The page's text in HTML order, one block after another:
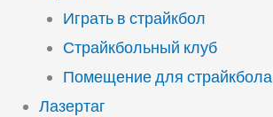
Играть в страйкбол
Страйкбольный клуб
Помещение для страйкбола
Лазертаг